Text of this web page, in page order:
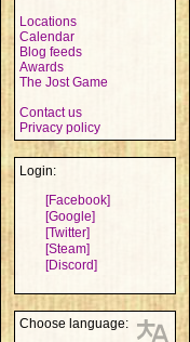
Locations
Calendar
Blog feeds
Awards
The Jost Game
Contact us
Privacy policy
Login:
[Facebook]
[Google]
[Twitter]
[Steam]
[Discord]
Choose language: